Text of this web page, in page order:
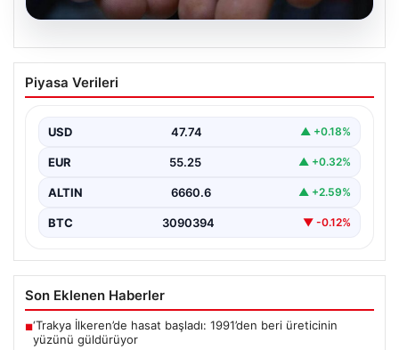
Altın fiyatları canlı 14 Nisan 2026: Altın
fiyatları ne kadar oldu? Gram, çeyrek,
fiyatları
{“title”: “14 Nisan 2026 Güncel Altın Fiyatları: Gram,
Çeyrek, Yarım ve Cumhuriyet Altını Satış…
Piyasa Verileri
USD 47.74 ▲ +0.18%
EUR 55.25 ▲ +0.32%
ALTIN 6660.6 ▲ +2.59%
BTC 3090394 ▼ -0.12%
Son Eklenen Haberler
■‘Trakya İlkeren’de hasat başladı: 1991’den beri üreticinin
yüzünü güldürüyor